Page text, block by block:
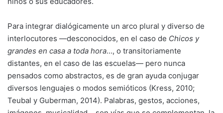
Para integrar dialógicamente un arco plural y diverso de
interlocutores —desconocidos, en el caso de Chicos y
grandes en casa a toda hora…, o transitoriamente
distantes, en el caso de las escuelas— pero nunca
pensados como abstractos, es de gran ayuda conjugar
diversos lenguajes o modos semióticos (Kress, 2010;
Teubal y Guberman, 2014). Palabras, gestos, acciones,